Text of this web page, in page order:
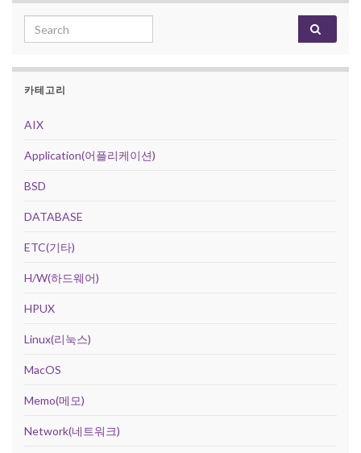
Search for:
카테고리
AIX
Application(어플리케이션)
BSD
DATABASE
ETC(기타)
H/W(하드웨어)
HPUX
Linux(리눅스)
MacOS
Memo(메모)
Network(네트워크)